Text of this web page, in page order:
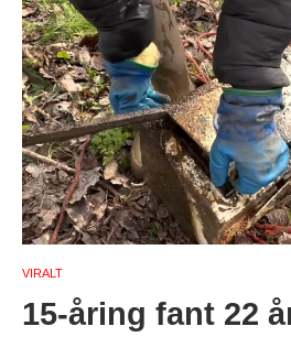
VIRALT
15-åring fant 22